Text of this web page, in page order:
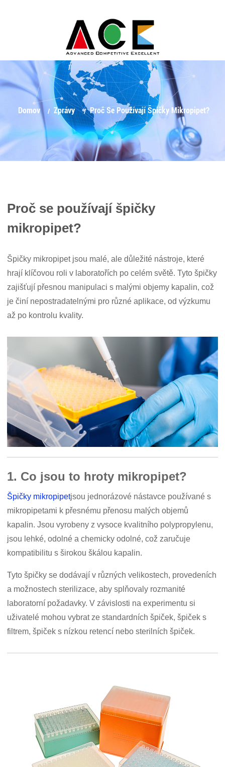
Domov Zprávy Proč Se Používají Špičky Mikropipet?
Proč se používají špičky
mikropipet?
Špičky mikropipet jsou malé, ale důležité nástroje, které
hrají klíčovou roli v laboratořích po celém světě. Tyto špičky
zajišťují přesnou manipulaci s malými objemy kapalin, což
je činí nepostradatelnými pro různé aplikace, od výzkumu
až po kontrolu kvality.
1. Co jsou to hroty mikropipet?
Špičky mikropipetjsou jednorázové nástavce používané s
mikropipetami k přesnému přenosu malých objemů
kapalin. Jsou vyrobeny z vysoce kvalitního polypropylenu,
jsou lehké, odolné a chemicky odolné, což zaručuje
kompatibilitu s širokou škálou kapalin.
Tyto špičky se dodávají v různých velikostech, provedeních
a možnostech sterilizace, aby splňovaly rozmanité
laboratorní požadavky. V závislosti na experimentu si
uživatelé mohou vybrat ze standardních špiček, špiček s
filtrem, špiček s nízkou retencí nebo sterilních špiček.